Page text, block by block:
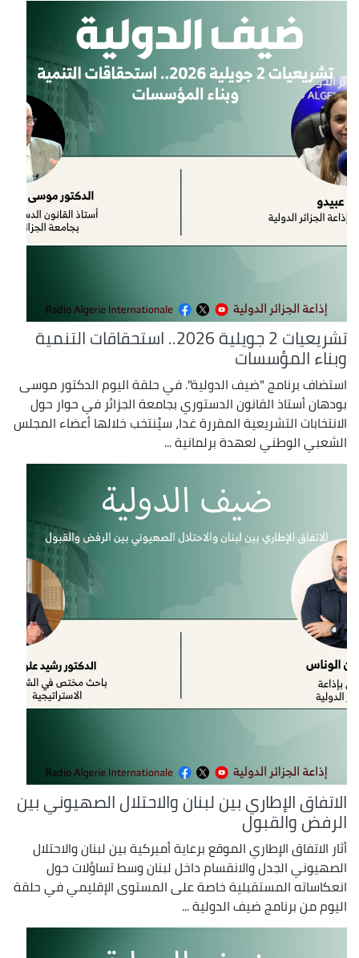
تشريعيات 2 جويلية 2026.. استحقاقات التنمية
وبناء المؤسسات
استضاف برنامج "ضيف الدولية". في حلقة اليوم الدكتور موسى
بودهان أستاذ القانون الدستوري بجامعة الجزائر في حوار حول
الانتخابات التشريعية المقررة غدا، سيُنتخب خلالها أعضاء المجلس
الشعبي الوطني لعهدة برلمانية ...
الاتفاق الإطاري بين لبنان والاحتلال الصهيوني بين
الرفض والقبول
أثار الاتفاق الإطاري الموقع برعاية أميركية بين لبنان والاحتلال
الصهيوني الجدل والانقسام داخل لبنان وسط تساؤلات حول
انعكاساته المستقبلية خاصة على المستوى الإقليمي في حلقة
اليوم من برنامج ضيف الدولية ...